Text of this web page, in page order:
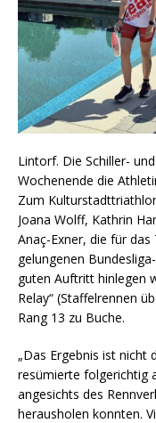
Lintorf. Die Schiller-
Wochenende die
Zum
Joana Wolff, Kathrin
Anaç-Exner, die für
gelungenen
guten Auftritt hinlegen
Relay“ (Staffelrennen
Rang 13 zu Buche.
„Das Ergebnis ist nicht
resümierte folgerichtig
angesichts des
herausholen konnten.